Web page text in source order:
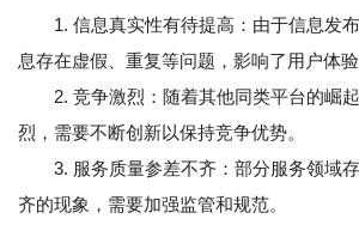
1. 信息真实性有待提高：由于信息发
息存在虚假、重复等问题，影响了用户体验
2. 竞争激烈：随着其他同类平台的崛起
烈，需要不断创新以保持竞争优势。
3. 服务质量参差不齐：部分服务领域存
齐的现象，需要加强监管和规范。